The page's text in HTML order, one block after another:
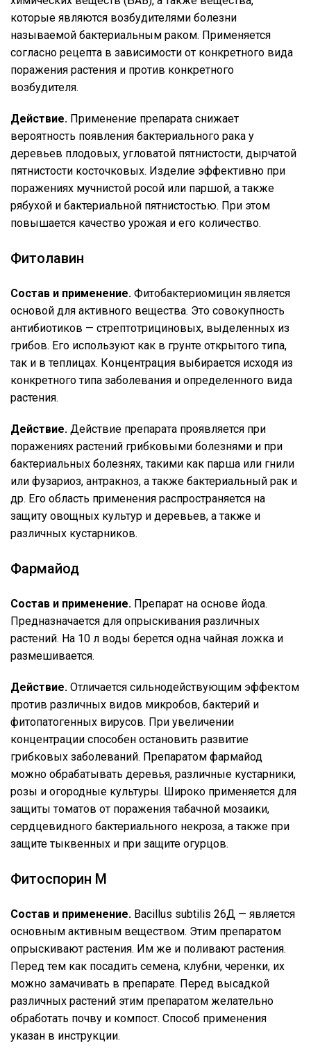
которые являются возбудителями болезни
называемой бактериальным раком. Применяется
согласно рецепта в зависимости от конкретного вида
поражения растения и против конкретного
возбудителя.
Действие. Применение препарата снижает
вероятность появления бактериального рака у
деревьев плодовых, угловатой пятнистости, дырчатой
пятнистости косточковых. Изделие эффективно при
поражениях мучнистой росой или паршой, а также
рябухой и бактериальной пятнистостью. При этом
повышается качество урожая и его количество.
Фитолавин
Состав и применение. Фитобактериомицин является
основой для активного вещества. Это совокупность
антибиотиков — стрептотрициновых, выделенных из
грибов. Его используют как в грунте открытого типа,
так и в теплицах. Концентрация выбирается исходя из
конкретного типа заболевания и определенного вида
растения.
Действие. Действие препарата проявляется при
поражениях растений грибковыми болезнями и при
бактериальных болезнях, такими как парша или гнили
или фузариоз, антракноз, а также бактериальный рак и
др. Его область применения распространяется на
защиту овощных культур и деревьев, а также и
различных кустарников.
Фармайод
Состав и применение. Препарат на основе йода.
Предназначается для опрыскивания различных
растений. На 10 л воды берется одна чайная ложка и
размешивается.
Действие. Отличается сильнодействующим эффектом
против различных видов микробов, бактерий и
фитопатогенных вирусов. При увеличении
концентрации способен остановить развитие
грибковых заболеваний. Препаратом фармайод
можно обрабатывать деревья, различные кустарники,
розы и огородные культуры. Широко применяется для
защиты томатов от поражения табачной мозаики,
сердцевидного бактериального некроза, а также при
защите тыквенных и при защите огурцов.
Фитоспорин М
Состав и применение. Bacillus subtilis 26Д — является
основным активным веществом. Этим препаратом
опрыскивают растения. Им же и поливают растения.
Перед тем как посадить семена, клубни, черенки, их
можно замачивать в препарате. Перед высадкой
различных растений этим препаратом желательно
обработать почву и компост. Способ применения
указан в инструкции.